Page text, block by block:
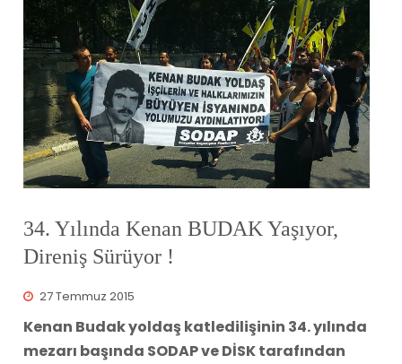
34. Yılında Kenan BUDAK Yaşıyor,
Direniş Sürüyor !
27 Temmuz 2015
Kenan Budak yoldaş katledilişinin 34. yılında
mezarı başında SODAP ve DİSK tarafından